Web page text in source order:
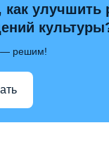
как улучшить
— решим!